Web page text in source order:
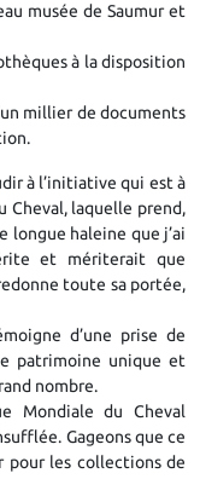
musée de Saumur et
à la disposition
millier de documents
à l’initiative qui est à
Cheval, laquelle prend,
longue haleine que j’ai
et mériterait que
toute sa portée,
d’une prise de
patrimoine unique et
nombre.
Mondiale du Cheval
Gageons que ce
pour les collections de